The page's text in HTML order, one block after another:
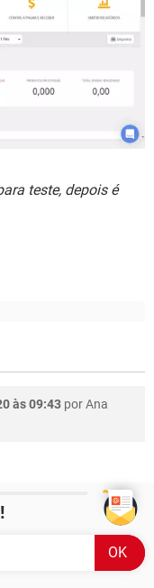
teste, depois é
às 09:43 porAna